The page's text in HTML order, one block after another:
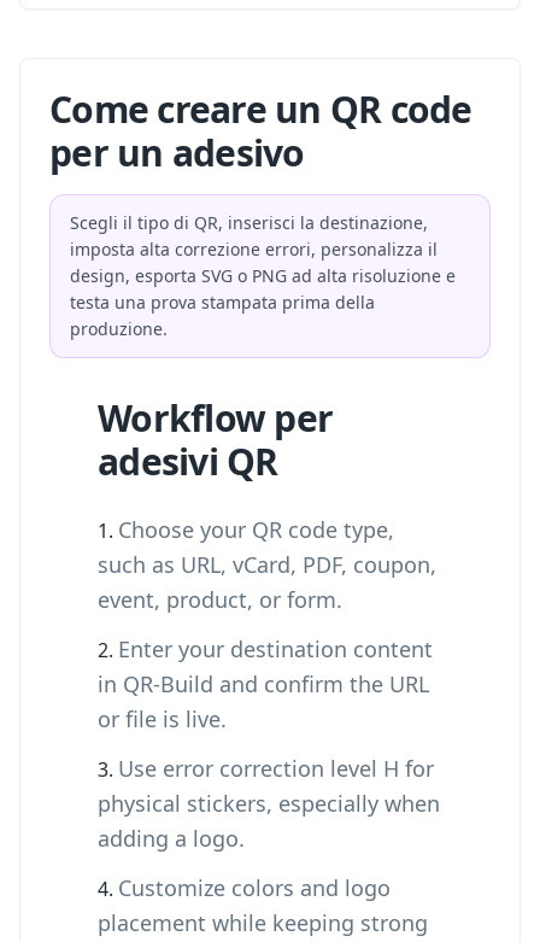
Come creare un QR code
per un adesivo
Scegli il tipo di QR, inserisci la destinazione,
imposta alta correzione errori, personalizza il
design, esporta SVG o PNG ad alta risoluzione e
testa una prova stampata prima della
produzione.
Workflow per
adesivi QR
Choose your QR code type,
such as URL, vCard, PDF, coupon,
event, product, or form.
Enter your destination content
in QR-Build and confirm the URL
or file is live.
Use error correction level H for
physical stickers, especially when
adding a logo.
Customize colors and logo
placement while keeping strong